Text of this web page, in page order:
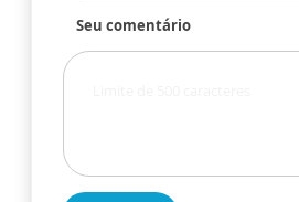
Seu comentário